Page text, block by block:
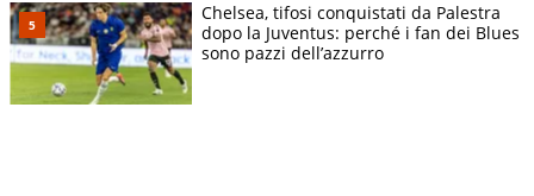
Chelsea, tifosi conquistati da Palestra
dopo la Juventus: perché i fan dei Blues
sono pazzi dell’azzurro